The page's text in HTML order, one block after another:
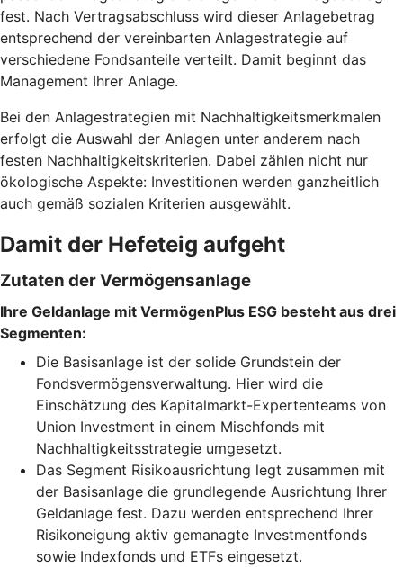
fest. Nach Vertragsabschluss wird dieser Anlagebetrag
entsprechend der vereinbarten Anlagestrategie auf
verschiedene Fondsanteile verteilt. Damit beginnt das
Management Ihrer Anlage.
Bei den Anlagestrategien mit Nachhaltigkeitsmerkmalen
erfolgt die Auswahl der Anlagen unter anderem nach
festen Nachhaltigkeitskriterien. Dabei zählen nicht nur
ökologische Aspekte: Investitionen werden ganzheitlich
auch gemäß sozialen Kriterien ausgewählt.
Damit der Hefeteig aufgeht
Zutaten der Vermögensanlage
Ihre Geldanlage mit VermögenPlus ESG besteht aus drei
Segmenten:
Die Basisanlage ist der solide Grundstein der
Fondsvermögensverwaltung. Hier wird die
Einschätzung des Kapitalmarkt-Expertenteams von
Union Investment in einem Mischfonds mit
Nachhaltigkeitsstrategie umgesetzt.
Das Segment Risikoausrichtung legt zusammen mit
der Basisanlage die grundlegende Ausrichtung Ihrer
Geldanlage fest. Dazu werden entsprechend Ihrer
Risikoneigung aktiv gemanagte Investmentfonds
sowie Indexfonds und ETFs eingesetzt.